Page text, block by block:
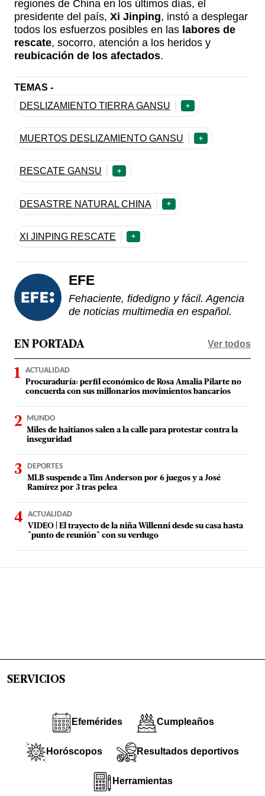
regiones de China en los últimos días, el
presidente del país, Xi Jinping, instó a desplegar
todos los esfuerzos posibles en las labores de
rescate, socorro, atención a los heridos y
reubicación de los afectados.
TEMAS -
DESLIZAMIENTO TIERRA GANSU
+
MUERTOS DESLIZAMIENTO GANSU +
RESCATE GANSU +
DESASTRE NATURAL CHINA +
XI JINPING RESCATE +
EFE
Fehaciente, fidedigno y fácil. Agencia
de noticias multimedia en español.
EN PORTADA Ver todos
ACTUALIDAD
Procuraduría: perfil económico de Rosa Amalia Pilarte no
concuerda con sus millonarios movimientos bancarios
MUNDO
Miles de haitianos salen a la calle para protestar contra la
inseguridad
DEPORTES
MLB suspende a Tim Anderson por 6 juegos y a José
Ramírez por 3 tras pelea
ACTUALIDAD
VIDEO | El trayecto de la niña Willenni desde su casa hasta
"punto de reunión" con su verdugo
SERVICIOS
Efemérides Cumpleaños
Horóscopos Resultados deportivos
Herramientas